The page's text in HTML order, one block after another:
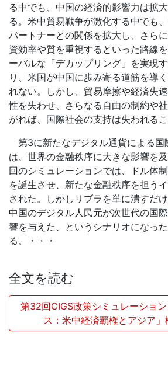
る中でも、中国の経済的影響力は拡
る。米中貿易戦争が激化する中でも
パートナーとの関係を拡大し、さら
資効率や質を重視するといった路線
ーバルな「デカップリング」を実現
り、米国が中国に歩み寄る道筋を導
れない。しかし、貿易摩擦や経済失
性を失わせ、さらなる自由の制約や
がれば、国際社会の支持は失われるこ
第3に新たなデジタル通貨による国
は、世界の金融秩序に大きな影響を
回のシミュレーションでは、ドル体
を誕生させ、新たな金融秩序を担う
された。しかしリブラを単に潰すだ
中国のデジタル人民元が次世代の国
響を与えた、というシナリオになっ
る。・・・
全文を読む
第32回CIGS政策シミュレーショ
ス：米中経済覇権とアジア